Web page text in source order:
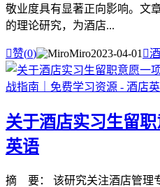
敬业度具有显著正向影响。文
的理论研究，为酒店...
赞(0) Miro2023-04-01 
关于酒店实习生留
英语
摘 要： 该研究关注酒店管理